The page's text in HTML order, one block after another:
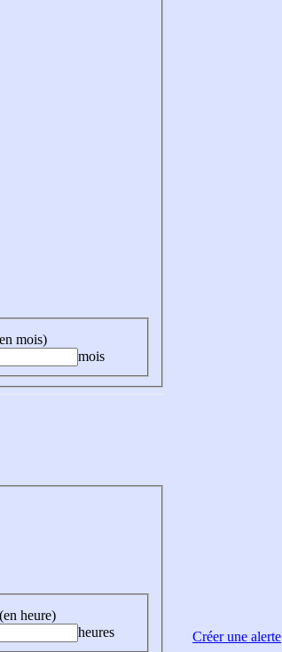
mois)
mois
heure)
heures
Créer une alerte